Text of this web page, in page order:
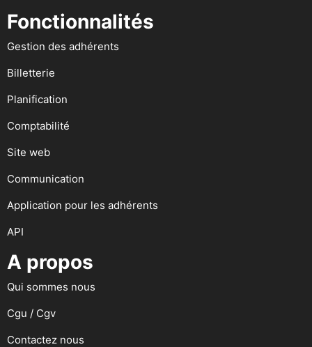
Fonctionnalités
Gestion des adhérents
Billetterie
Planification
Comptabilité
Site web
Communication
Application pour les adhérents
API
A propos
Qui sommes nous
Cgu / Cgv
Contactez nous